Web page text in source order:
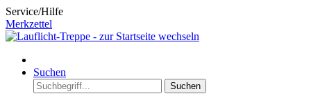
Service/Hilfe
Merkzettel
Suchen
Suchen